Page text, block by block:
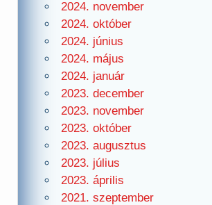
2024. november
2024. október
2024. június
2024. május
2024. január
2023. december
2023. november
2023. október
2023. augusztus
2023. július
2023. április
2021. szeptember